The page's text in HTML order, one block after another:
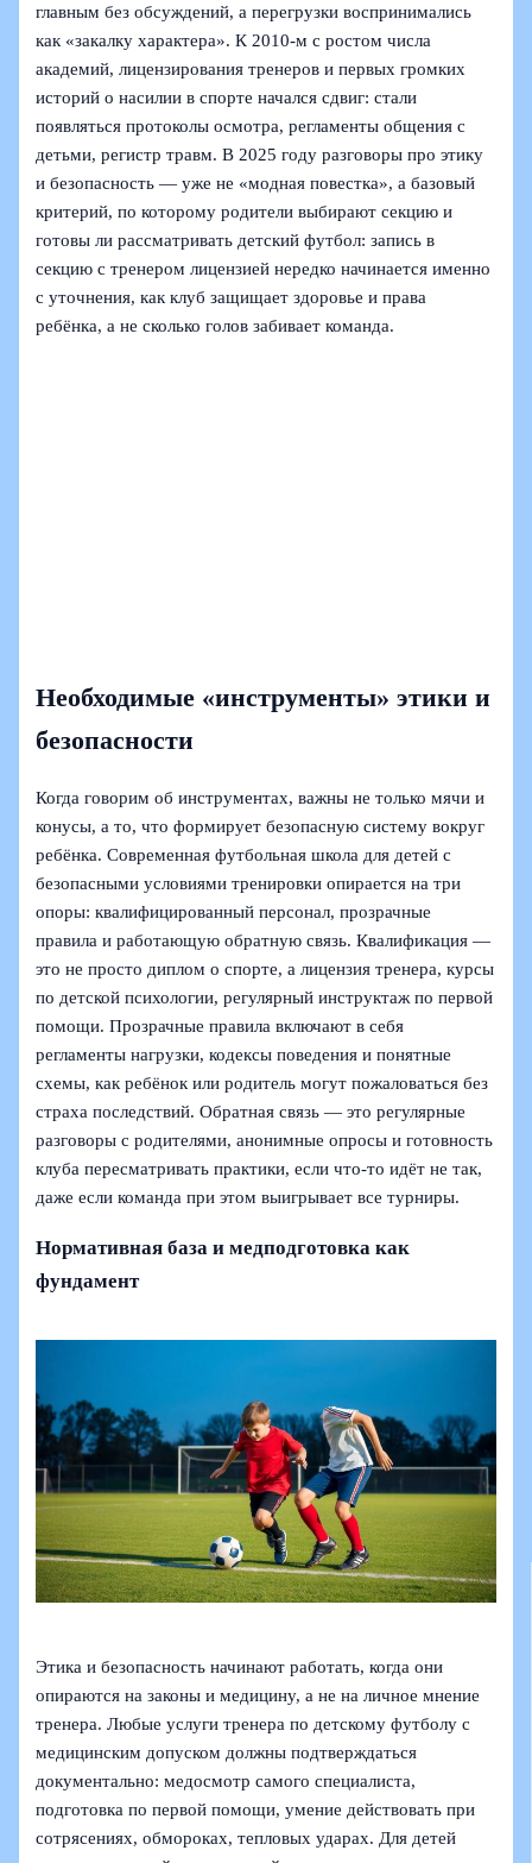
главным без обсуждений, а перегрузки воспринимались
как «закалку характера». К 2010‑м с ростом числа
академий, лицензирования тренеров и первых громких
историй о насилии в спорте начался сдвиг: стали
появляться протоколы осмотра, регламенты общения с
детьми, регистр травм. В 2025 году разговоры про этику
и безопасность — уже не «модная повестка», а базовый
критерий, по которому родители выбирают секцию и
готовы ли рассматривать детский футбол: запись в
секцию с тренером лицензией нередко начинается именно
с уточнения, как клуб защищает здоровье и права
ребёнка, а не сколько голов забивает команда.
Необходимые «инструменты» этики и
безопасности
Когда говорим об инструментах, важны не только мячи и
конусы, а то, что формирует безопасную систему вокруг
ребёнка. Современная футбольная школа для детей с
безопасными условиями тренировки опирается на три
опоры: квалифицированный персонал, прозрачные
правила и работающую обратную связь. Квалификация —
это не просто диплом о спорте, а лицензия тренера, курсы
по детской психологии, регулярный инструктаж по первой
помощи. Прозрачные правила включают в себя
регламенты нагрузки, кодексы поведения и понятные
схемы, как ребёнок или родитель могут пожаловаться без
страха последствий. Обратная связь — это регулярные
разговоры с родителями, анонимные опросы и готовность
клуба пересматривать практики, если что‑то идёт не так,
даже если команда при этом выигрывает все турниры.
Нормативная база и медподготовка как
фундамент
Этика и безопасность начинают работать, когда они
опираются на законы и медицину, а не на личное мнение
тренера. Любые услуги тренера по детскому футболу с
медицинским допуском должны подтверждаться
документально: медосмотр самого специалиста,
подготовка по первой помощи, умение действовать при
сотрясениях, обмороках, тепловых ударах. Для детей